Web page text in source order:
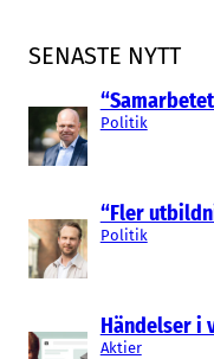
SENASTE NYTT
Politik
“Fler
Politik
Händelser i
Aktier